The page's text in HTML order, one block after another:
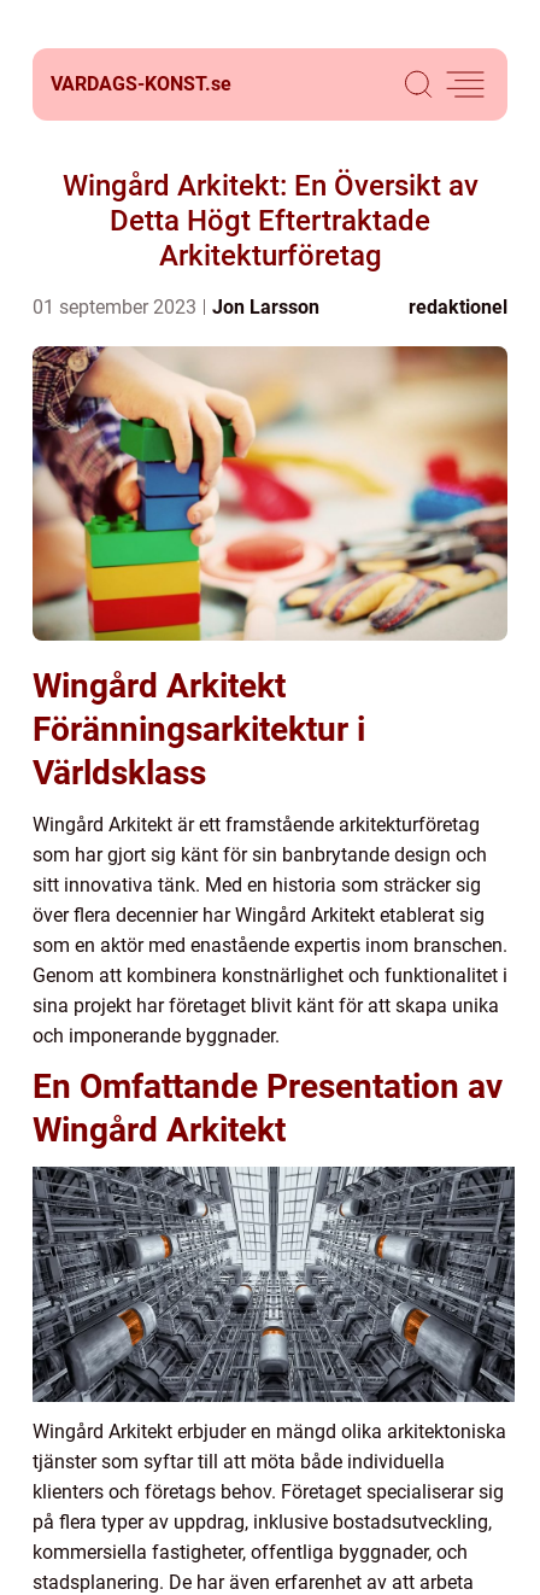
VARDAGS-KONST.se
Wingård Arkitekt: En Översikt av
Detta Högt Eftertraktade
Arkitekturföretag
01 september 2023 Jon Larsson redaktionel
Wingård Arkitekt
Föränningsarkitektur i
Världsklass
Wingård Arkitekt är ett framstående arkitekturföretag
som har gjort sig känt för sin banbrytande design och
sitt innovativa tänk. Med en historia som sträcker sig
över flera decennier har Wingård Arkitekt etablerat sig
som en aktör med enastående expertis inom branschen.
Genom att kombinera konstnärlighet och funktionalitet i
sina projekt har företaget blivit känt för att skapa unika
och imponerande byggnader.
En Omfattande Presentation av
Wingård Arkitekt
Wingård Arkitekt erbjuder en mängd olika arkitektoniska
tjänster som syftar till att möta både individuella
klienters och företags behov. Företaget specialiserar sig
på flera typer av uppdrag, inklusive bostadsutveckling,
kommersiella fastigheter, offentliga byggnader, och
stadsplanering. De har även erfarenhet av att arbeta